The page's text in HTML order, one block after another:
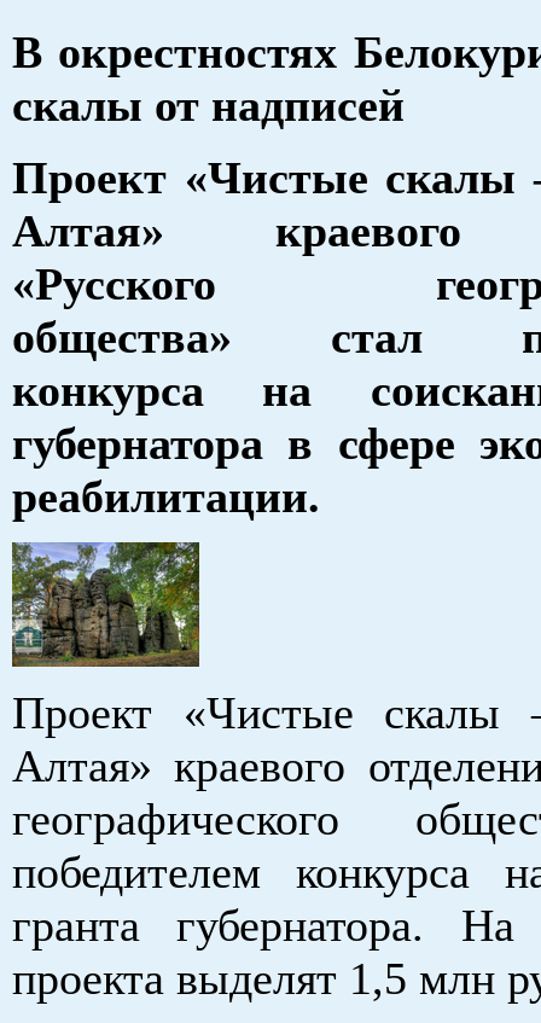
В окрестностях
скалы от надписей
Проект «Чистые скалы
Алтая» краевого
«Русского
общества» стал
конкурса на
губернатора в сфере
реабилитации.
Проект «Чистые скалы
Алтая» краевого
географического
победителем конкурса
гранта губернатора. На
проекта выделят 1,5 млн